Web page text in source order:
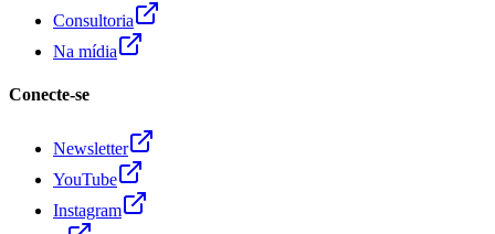
Consultoria
Na mídia
Conecte-se
Newsletter
YouTube
Instagram